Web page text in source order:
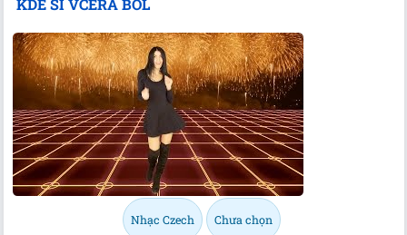
KDE SI VCERA BOL
Nhạc Czech Chưa chọn